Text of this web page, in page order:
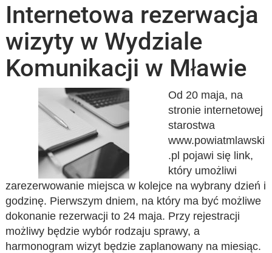
Internetowa rezerwacja
wizyty w Wydziale
Komunikacji w Mławie
Od 20 maja, na
stronie internetowej
starostwa
www.powiatmlawski
.pl pojawi się link,
który umożliwi
zarezerwowanie miejsca w kolejce na wybrany dzień i
godzinę. Pierwszym dniem, na który ma być możliwe
dokonanie rezerwacji to 24 maja. Przy rejestracji
możliwy będzie wybór rodzaju sprawy, a
harmonogram wizyt będzie zaplanowany na miesiąc.